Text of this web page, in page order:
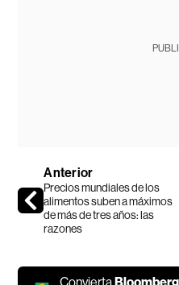
Anterior
Precios mundiales de los
alimentos suben a máximos
de más de tres años: las
razones